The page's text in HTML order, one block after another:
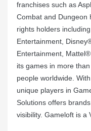
franchises such as
Combat and Dungeon
rights holders
Entertainment,
Entertainment,
its games in more
people worldwide.
unique players in
Solutions offers
visibility. Gameloft is a